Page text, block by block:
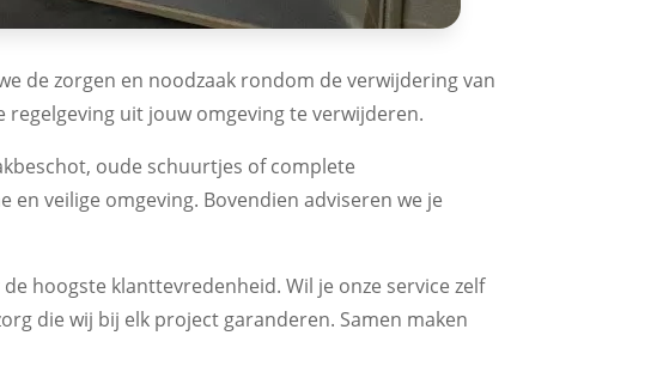
de zorgen en noodzaak rondom de verwijdering van
regelgeving uit jouw omgeving te verwijderen.
oude schuurtjes of complete
en veilige omgeving. Bovendien adviseren we je
hoogste klanttevredenheid. Wil je onze service zelf
die wij bij elk project garanderen. Samen maken